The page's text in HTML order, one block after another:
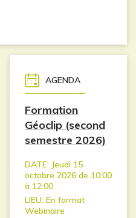
AGENDA
Formation
Géoclip (second
semestre 2026)
DATE: Jeudi 15
octobre 2026 de 10:00
à 12:00
LIEU: En format
Webinaire